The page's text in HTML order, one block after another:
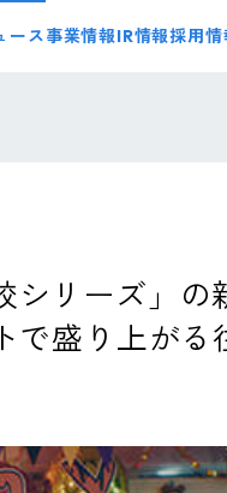
ース事業情報IR情報採用情
シリーズ」の
で盛り上がる